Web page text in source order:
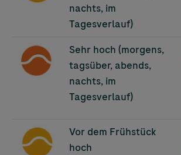
nachts, im
Tagesverlauf)
Image
Sehr hoch (morgens,
tagsüber, abends,
nachts, im
Tagesverlauf)
Image
Vor dem Frühstück
hoch